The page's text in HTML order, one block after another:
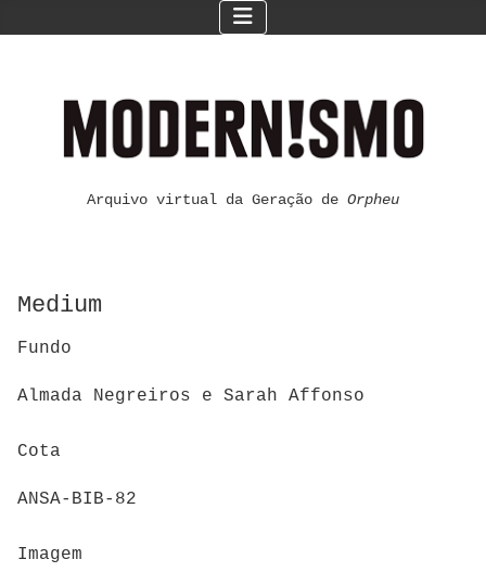
Arquivo virtual da Geração de Orpheu
Medium
Fundo
Almada Negreiros e Sarah Affonso
Cota
ANSA-BIB-82
Imagem